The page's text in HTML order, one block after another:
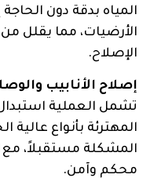
المياه بدقة دون
الأرضيات، مما يقلل
الإصلاح.
إصلاح الأنابيب
تشمل العملية
المهترئة بأنواع
المشكلة مستقبلاً، مع
محكم وآمن.